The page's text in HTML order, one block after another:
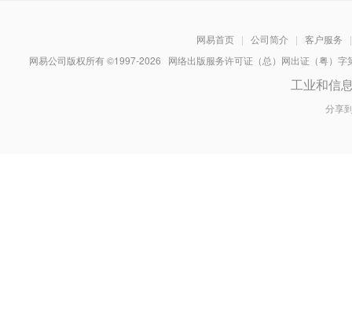
网易首页 | 公司简介 | 客户服务
|
网易公司版权所有 ©1997-2026 网络出版服务许可证（总）网出证（粤）
工业和信
分享